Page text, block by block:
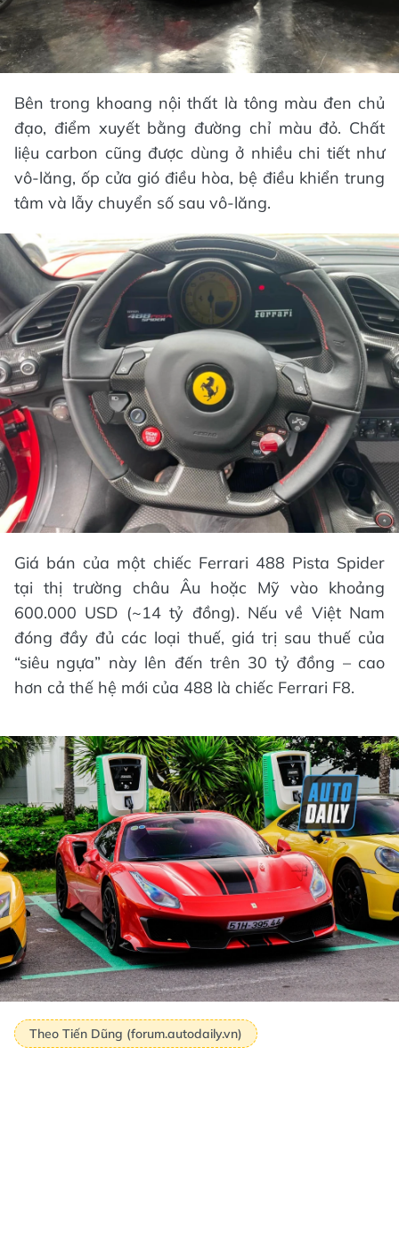
Bên trong khoang nội thất là tông màu đen chủ
đạo, điểm xuyết bằng đường chỉ màu đỏ. Chất
liệu carbon cũng được dùng ở nhiều chi tiết như
vô-lăng, ốp cửa gió điều hòa, bệ điều khiển trung
tâm và lẫy chuyển số sau vô-lăng.
Giá bán của một chiếc Ferrari 488 Pista Spider
tại thị trường châu Âu hoặc Mỹ vào khoảng
600.000 USD (~14 tỷ đồng). Nếu về Việt Nam
đóng đầy đủ các loại thuế, giá trị sau thuế của
“siêu ngựa” này lên đến trên 30 tỷ đồng – cao
hơn cả thế hệ mới của 488 là chiếc Ferrari F8.
Theo Tiến Dũng (forum.autodaily.vn)